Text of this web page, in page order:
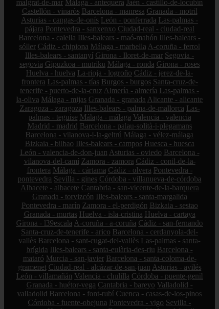
malgrat-de-mar Málaga - antequera Jaén - castillo-de-locubín
Castellón - vinaròs Barcelona - manresa Granada - motril
Asturias - cangas-de-onís León - ponferrada Las-palmas -
pájara Pontevedra - sanxenxo Ciudad-real - ciudad-real
Barcelona - calella Illes-balears - maó-mahón Illes-balears -
sóller Cádiz - chipiona Málaga - marbella A-coruña - ferrol
Illes-balears - santanyí Girona - lloret-de-mar Segovia -
segovia Gipuzkoa - mutriku Málaga - ronda Girona - roses
Huelva - huelva La-rioja - logroño Cádiz - jerez-de-la-
frontera Las-palmas - tías Burgos - burgos Santa-cruz-de-
tenerife - puerto-de-la-cruz Almería - almería Las-palmas -
la-oliva Málaga - mijas Granada - granada Alicante - alicante
Zaragoza - zaragoza Illes-balears - palma-de-mallorca Las-
palmas - teguise Málaga - málaga Valencia - valencia
Madrid - madrid Barcelona - palau-solità-i-plegamans
Barcelona - vilanova-i-la-geltrú Málaga - vélez-málaga
Bizkaia - bilbao Illes-balears - campos Huesca - huesca
León - valencia-de-don-juan Asturias - oviedo Barcelona -
vilanova-del-camí Zamora - zamora Cádiz - conil-de-la-
frontera Málaga - cártama Cádiz - olvera Pontevedra -
pontevedra Sevilla - gines Córdoba - villanueva-de-córdoba
Albacete - albacete Cantabria - san-vicente-de-la-barquera
Granada - torvizcón Illes-balears - santa-margalida
Pontevedra - marín Zamora - el-perdigón Bizkaia - sestao
Granada - murtas Huelva - isla-cristina Huelva - cartaya
Girona - l39escala A-coruña - a-coruña Cádiz - san-fernando
Santa-cruz-de-tenerife - arico Barcelona - cerdanyola-del-
vallès Barcelona - sant-cugat-del-vallès Las-palmas - santa-
brígida Illes-balears - santa-eulària-des-riu Barcelona -
mataró Murcia - san-javier Barcelona - santa-coloma-de-
gramenet Ciudad-real - alcázar-de-san-juan Asturias - avilés
León - villamañán Valencia - chulilla Córdoba - puente-genil
Granada - huétor-vega Cantabria - bareyo Valladolid -
valladolid Barcelona - font-rubí Cuenca - casas-de-los-pinos
Córdoba - fuente-obejuna Pontevedra - vigo Sevilla -